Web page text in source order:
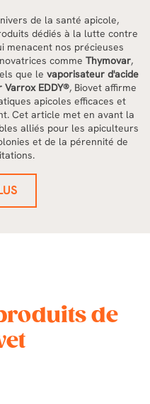
de la santé apicole,
dédiés à la lutte contre
menacent nos précieuses
comme Thymovar,
que le vaporisateur d'acide
Varrox EDDY®, Biovet affirme
apicoles efficaces et
Cet article met en avant la
alliés pour les apiculteurs
et de la pérennité de
de